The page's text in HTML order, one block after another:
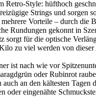
Retro-Style: hüfthoch
Strings und sorgen
Vorteile – durch die
Rundungen gekonnt in
sorgt für die optische
zu viel werden von dieser
ist nach wie vor
oder Rubinrot
an den kältesten Tagen
oder eingenähte